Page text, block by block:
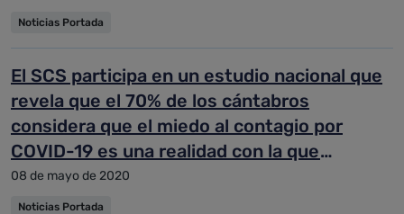
Noticias Portada
El SCS participa en un estudio nacional que
revela que el 70% de los cántabros
considera que el miedo al contagio por
COVID-19 es una realidad con la que
convivimos
08 de mayo de 2020
Noticias Portada